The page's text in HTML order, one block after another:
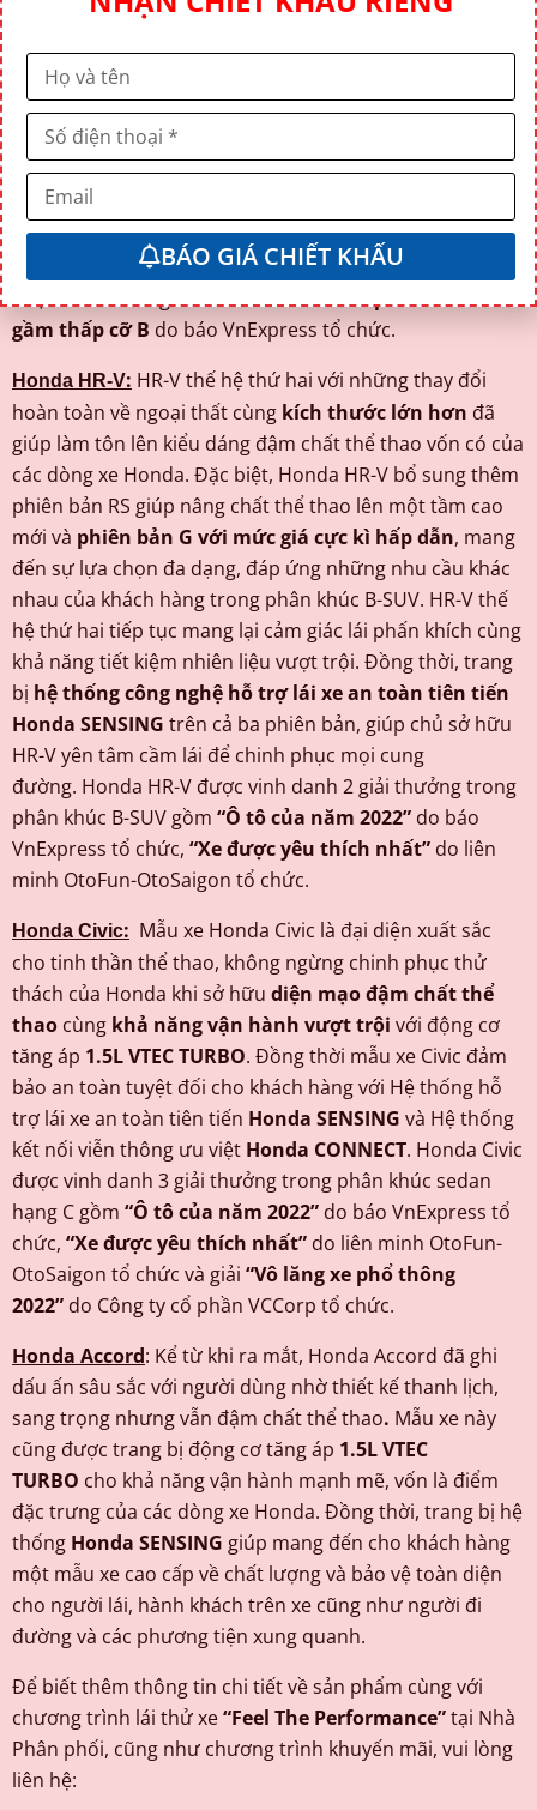
toàn hơn”. Thiết kế thể thao, cá tính hơnvới tạo hình
ngoại thất khuếch tán làm tăng độ khoẻ khoắn, la zăng
mới với thiết kế phong cách hơn, nội thất bọc da sang
trọng (RS, L).An toàn vượt trội hơnvới hàng loạt trang
bị bổ sung như Hệ thống công nghệ hỗ trợ lái xe an toàn
tiên tiếnHonda SENSING trên tất cả các phiên
bảnđồng thời
viễn thông ưu việt Honda CONNECT được trang bị trên
phiên bản RS. Bên cạnh đó, Honda City mới vinh dự
nhận Giải thưởng“Ô tô của năm 2023” phân khúc xe
gầm thấp cỡ B do báo VnExpress tổ chức.
Honda HR-V: HR-V thế hệ thứ hai với những thay đổi
hoàn toàn về ngoại thất cùng kích thước lớn hơn đã
giúp làm tôn lên kiểu dáng đậm chất thể thao vốn có của
các dòng xe Honda. Đặc biệt, Honda HR-V bổ sung thêm
phiên bản RS giúp nâng chất thể thao lên một tầm cao
mới và phiên bản G với mức giá cực kì hấp dẫn, mang
đến sự lựa chọn đa dạng, đáp ứng những nhu cầu khác
nhau của khách hàng trong phân khúc B-SUV. HR-V thế
hệ thứ hai tiếp tục mang lại cảm giác lái phấn khích cùng
khả năng tiết kiệm nhiên liệu vượt trội. Đồng thời, trang
bị hệ thống công nghệ hỗ trợ lái xe an toàn tiên tiến
Honda SENSING trên cả ba phiên bản, giúp chủ sở hữu
HR-V yên tâm cầm lái để chinh phục mọi cung
đường. Honda HR-V được vinh danh 2 giải thưởng trong
phân khúc B-SUV gồm “Ô tô của năm 2022” do báo
VnExpress tổ chức, “Xe được yêu thích nhất” do liên
minh OtoFun-OtoSaigon tổ chức.
Honda Civic: Mẫu xe Honda Civic là đại diện xuất sắc
cho tinh thần thể thao, không ngừng chinh phục thử
thách của Honda khi sở hữu diện mạo đậm chất thể
thao cùng khả năngvận hành vượt trội với động cơ
tăng áp 1.5L VTEC TURBO. Đồng thời mẫu xe Civic đảm
bảo an toàn tuyệt đối cho khách hàng với Hệ thống hỗ
trợ lái xe an toàn tiên tiến Honda SENSING và Hệ thống
kết nối viễn thông ưu việt Honda CONNECT. Honda Civic
được vinh danh 3 giải thưởng trong phân khúc sedan
hạng C gồm “Ô tô của năm 2022” do báo VnExpress tổ
chức, “Xe được yêu thích nhất” do liên minh OtoFun-
OtoSaigon tổ chức và giải “Vô lăng xe phổ thông
2022” do Công ty cổ phần VCCorp tổ chức.
Honda Accord: Kể từ khi ra mắt, Honda Accord đã ghi
dấu ấn sâu sắc với người dùng nhờ thiết kế thanh lịch,
sang trọng nhưng vẫn đậm chất thể thao. Mẫu xe này
cũng được trang bị động cơ tăng áp 1.5L VTEC
TURBO cho khả năng vận hành mạnh mẽ, vốn là điểm
đặc trưng của các dòng xe Honda. Đồng thời, trang bị hệ
thống Honda SENSING giúp mang đến cho khách hàng
một mẫu xe cao cấp về chất lượng và bảo vệ toàn diện
cho người lái, hành khách trên xe cũng như người đi
đường và các phương tiện xung quanh.
Để biết thêm thông tin chi tiết về sản phẩm cùng với
chương trình lái thử xe“Feel The Performance”tại Nhà
Phân phối, cũng như chương trình khuyến mãi, vui lòng
liên hệ:
BÁO GIÁ CHIẾT KHẤU